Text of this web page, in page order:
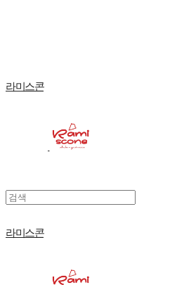
라미스콘
라미스콘